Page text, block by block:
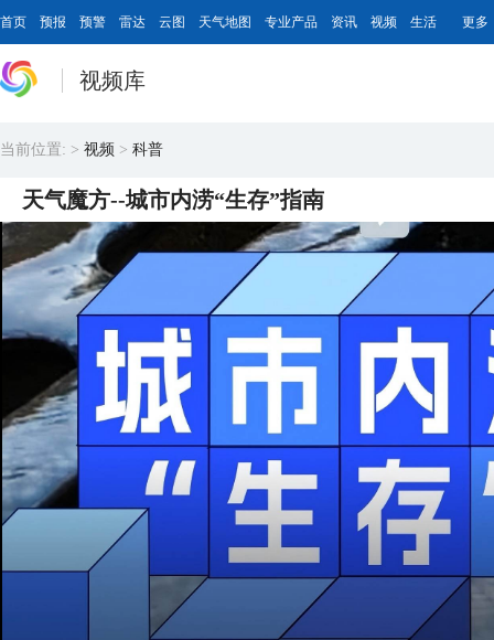
首页 预报 预警 雷达 云图 天气地图 专业产品 资讯 视频 生活 更多
视频库
当前位置: > 视频 > 科普
天气魔方--城市内涝“生存”指南